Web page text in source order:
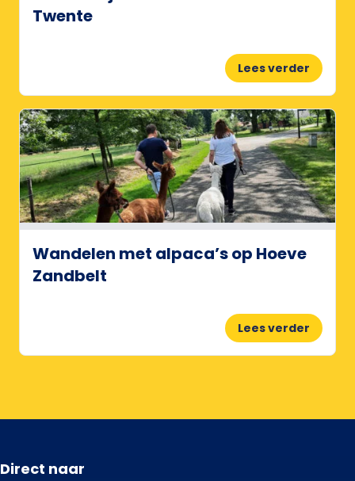
Twente
Lees verder
Wandelen met alpaca’s op Hoeve
Zandbelt
Lees verder
Direct naar